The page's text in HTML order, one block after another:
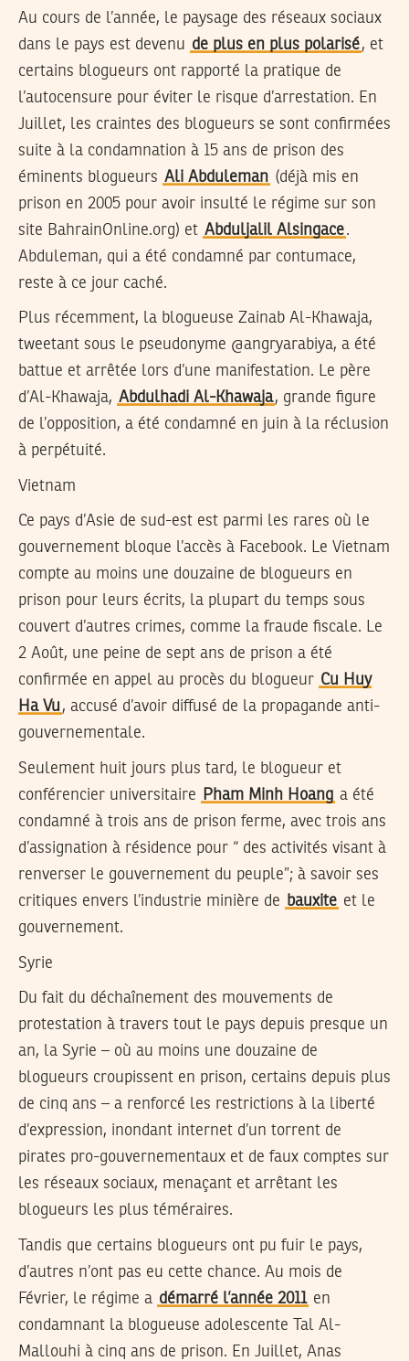
Au cours de l’année, le paysage des réseaux sociaux
dans le pays est devenu de plus en plus polarisé, et
certains blogueurs ont rapporté la pratique de
l’autocensure pour éviter le risque d’arrestation. En
Juillet, les craintes des blogueurs se sont confirmées
suite à la condamnation à 15 ans de prison des
éminents blogueurs Ali Abduleman (déjà mis en
prison en 2005 pour avoir insulté le régime sur son
site BahrainOnline.org) et Abduljalil Alsingace.
Abduleman, qui a été condamné par contumace,
reste à ce jour caché.
Plus récemment, la blogueuse Zainab Al-Khawaja,
tweetant sous le pseudonyme @angryarabiya, a été
battue et arrêtée lors d’une manifestation. Le père
d’Al-Khawaja, Abdulhadi Al-Khawaja, grande figure
de l’opposition, a été condamné en juin à la réclusion
à perpétuité.
Vietnam
Ce pays d’Asie de sud-est est parmi les rares où le
gouvernement bloque l’accès à Facebook. Le Vietnam
compte au moins une douzaine de blogueurs en
prison pour leurs écrits, la plupart du temps sous
couvert d’autres crimes, comme la fraude fiscale. Le
2 Août, une peine de sept ans de prison a été
confirmée en appel au procès du blogueur Cu Huy
Ha Vu , accusé d’avoir diffusé de la propagande anti-
gouvernementale.
Seulement huit jours plus tard, le blogueur et
conférencier universitaire
Pham Minh Hoang a été
condamné à trois ans de prison ferme, avec trois ans
d’assignation à résidence pour “ des activités visant à
renverser le gouvernement du peuple”; à savoir ses
critiques envers l’industrie minière de bauxite et le
gouvernement.
Syrie
Du fait du déchaînement des mouvements de
protestation à travers tout le pays depuis presque un
an, la Syrie – où au moins une douzaine de
blogueurs croupissent en prison, certains depuis plus
de cinq ans – a renforcé les restrictions à la liberté
d’expression, inondant internet d’un torrent de
pirates pro-gouvernementaux et de faux comptes sur
les réseaux sociaux, menaçant et arrêtant les
blogueurs les plus téméraires.
Tandis que certains blogueurs ont pu fuir le pays,
d’autres n’ont pas eu cette chance. Au mois de
Février, le régime a démarré l’année 2011 en
condamnant la blogueuse adolescente Tal Al-
Mallouhi à cinq ans de prison. En Juillet, Anas